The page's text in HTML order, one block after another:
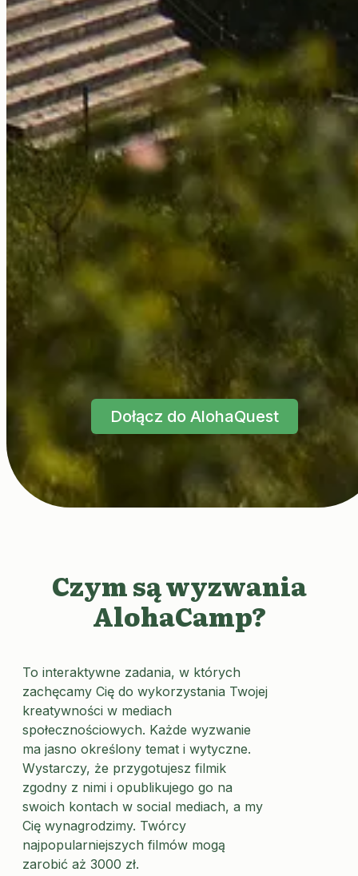
Dołącz do AlohaQuest
Czym są wyzwania
AlohaCamp?
To interaktywne zadania, w których
zachęcamy Cię do wykorzystania Twojej
kreatywności w mediach
społecznościowych. Każde wyzwanie
ma jasno określony temat i wytyczne.
Wystarczy, że przygotujesz filmik
zgodny z nimi i opublikujego go na
swoich kontach w social mediach, a my
Cię wynagrodzimy. Twórcy
najpopularniejszych filmów mogą
zarobić aż 3000 zł.